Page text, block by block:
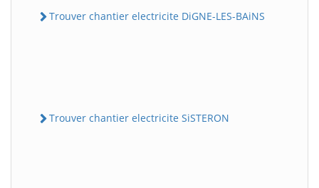
Trouver chantier electricite DiGNE-LES-BAiNS
Trouver chantier electricite SiSTERON